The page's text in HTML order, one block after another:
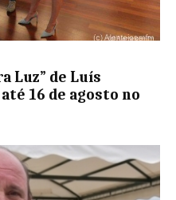
Luz” de Luís
16 de agosto no